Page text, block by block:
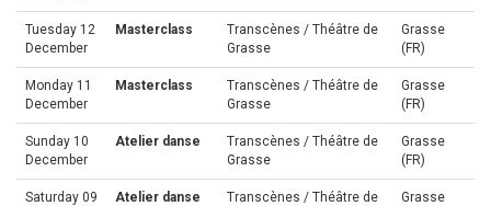
Tuesday 12
December
Masterclass
Transcènes / Théâtre de
Grasse
Grasse
(FR)
Monday 11
December
Masterclass
Transcènes / Théâtre de
Grasse
Grasse
(FR)
Sunday 10
December
Atelier danse
Transcènes / Théâtre de
Grasse
Grasse
(FR)
Saturday 09
Atelier danse
Transcènes / Théâtre de
Grasse